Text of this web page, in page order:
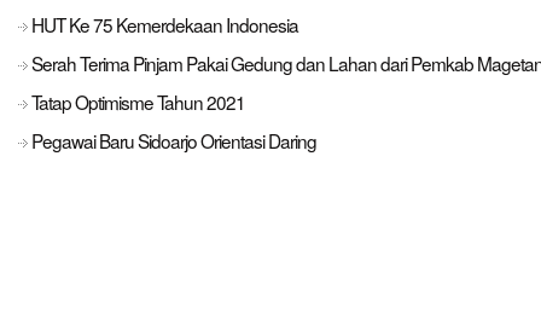
HUT Ke 75 Kemerdekaan Indonesia
Serah Terima Pinjam Pakai Gedung dan Lahan dari Pemkab
Tatap Optimisme Tahun 2021
Pegawai Baru Sidoarjo Orientasi Daring